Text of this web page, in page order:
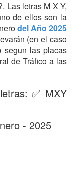
Las letras M X Y,
de ellos son la
del Año 2025
(en el caso
segun las placas
de Tráfico a las
✅ MXY
- 2025